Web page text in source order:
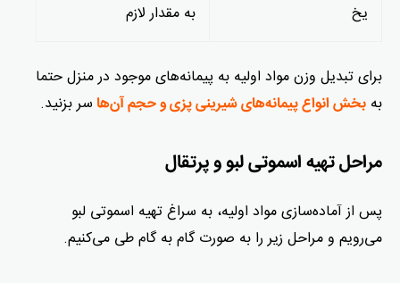
یخ به مقدار لازم
برای تبدیل وزن مواد اولیه به پیمانه‌های موجود در منزل حتما
به بخش انواع پیمانه‌های شیرینی پزی و حجم آن‌ها سر بزنید.
مراحل تهیه اسموتی لبو و پرتقال
پس از آماده‌سازی مواد اولیه، به سراغ تهیه اسموتی لبو
می‌رویم و مراحل زیر را به صورت گام به گام طی می‌کنیم.